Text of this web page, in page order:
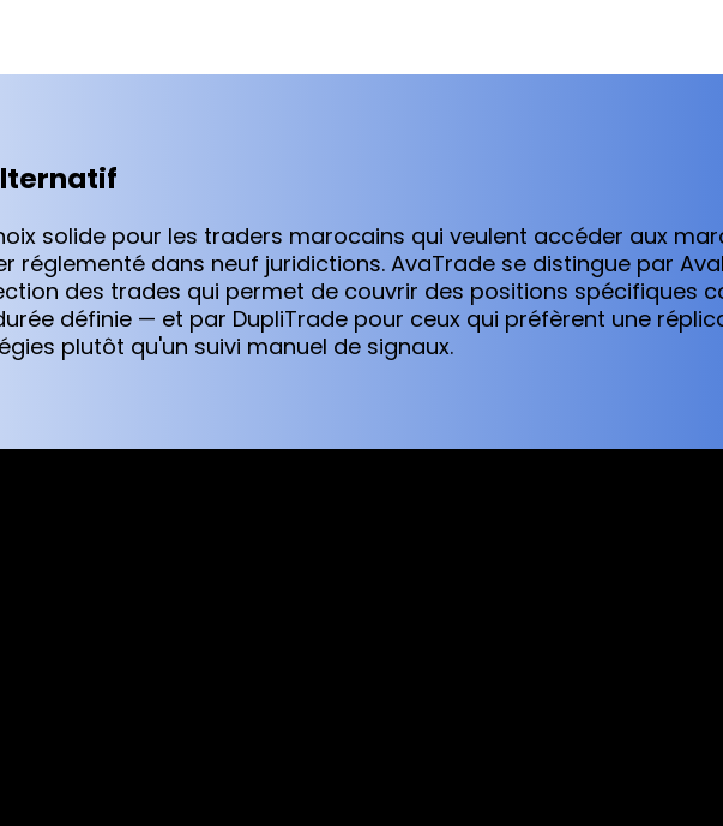
solide pour les traders marocains qui veulent accéder aux
réglementé dans neuf juridictions. AvaTrade se distingue par
des trades qui permet de couvrir des positions spécifiques
définie — et par DupliTrade pour ceux qui préfèrent une
plutôt qu'un suivi manuel de signaux.